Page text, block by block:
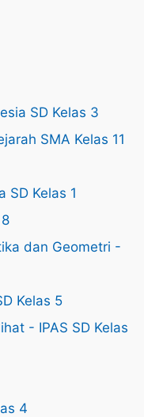
SD Kelas 3
SMA Kelas 11
SD Kelas 1
dan Geometri -
Kelas 5
- IPAS SD Kelas
4